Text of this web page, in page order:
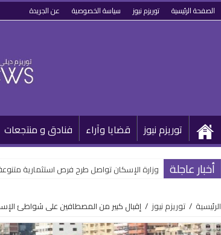
الصفحة الرئيسية توريزم نيوز سياسة الخصوصية عن الجريدة
توريزم نيوز قضايا وآراء فنادق و منتجعات
أخبار عاجلة وزارة الإسكان تواصل طرح فرص استثمارية
الرئيسية / توريزم نيوز / إقبال كبير من المصطافين على شواطئ الإسكندرية